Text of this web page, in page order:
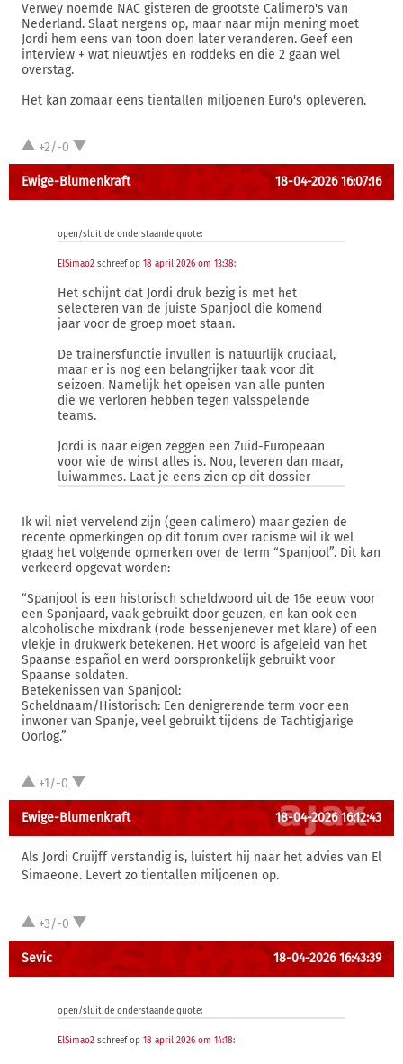
Verwey noemde NAC gisteren de grootste Calimero's van
Nederland. Slaat nergens op, maar naar mijn mening moet
Jordi hem eens van toon doen later veranderen. Geef een
interview + wat nieuwtjes en roddeks en die 2 gaan wel
overstag.
Het kan zomaar eens tientallen miljoenen Euro's opleveren.
+2/-0
Ewige-Blumenkraft 18-04-2026 16:07:16
open/sluit de onderstaande quote:
ElSimao2 schreef op 18 april 2026 om 13:38:
Het schijnt dat Jordi druk bezig is met het
selecteren van de juiste Spanjool die komend
jaar voor de groep moet staan.
De trainersfunctie invullen is natuurlijk cruciaal,
maar er is nog een belangrijker taak voor dit
seizoen. Namelijk het opeisen van alle punten
die we verloren hebben tegen valsspelende
teams.
Jordi is naar eigen zeggen een Zuid-Europeaan
voor wie de winst alles is. Nou, leveren dan maar,
luiwammes. Laat je eens zien op dit dossier
Ik wil niet vervelend zijn (geen calimero) maar gezien de
recente opmerkingen op dit forum over racisme wil ik wel
graag het volgende opmerken over de term “Spanjool”. Dit kan
verkeerd opgevat worden:
“Spanjool is een historisch scheldwoord uit de 16e eeuw voor
een Spanjaard, vaak gebruikt door geuzen, en kan ook een
alcoholische mixdrank (rode bessenjenever met klare) of een
vlekje in drukwerk betekenen. Het woord is afgeleid van het
Spaanse español en werd oorspronkelijk gebruikt voor
Spaanse soldaten.
Betekenissen van Spanjool:
Scheldnaam/Historisch: Een denigrerende term voor een
inwoner van Spanje, veel gebruikt tijdens de Tachtigjarige
Oorlog.”
+1/-0
Ewige-Blumenkraft 18-04-2026 16:12:43
Als Jordi Cruijff verstandig is, luistert hij naar het advies van El
Simaeone. Levert zo tientallen miljoenen op.
+3/-0
Sevic 18-04-2026 16:43:39
open/sluit de onderstaande quote:
ElSimao2 schreef op 18 april 2026 om 14:18: